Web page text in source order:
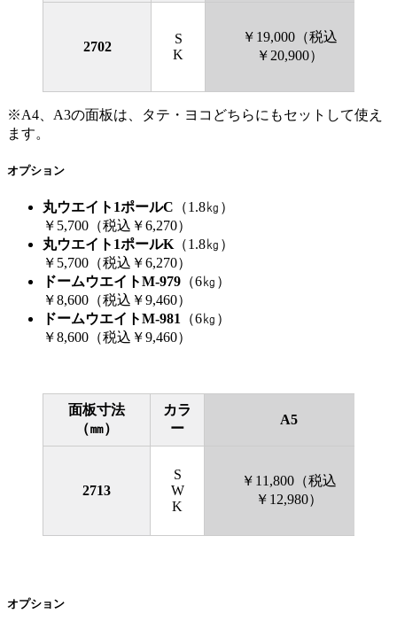
2702
S
K
￥19,000（税込
￥20,900）
※A4、A3の面板は、タテ・ヨコどちらにもセットして使え
ます。
オプション
丸ウエイト1ポールC （1.8㎏）
￥5,700（税込￥6,270）
丸ウエイト1ポールK （1.8㎏）
￥5,700（税込￥6,270）
ドームウエイトM-979 （6㎏）
￥8,600（税込￥9,460）
ドームウエイトM-981
（6㎏）
￥8,600（税込￥9,460）
面板寸法
（㎜）
カラ
ー
A5
2713
S
W
K
￥11,800（税込
￥12,980）
オプション